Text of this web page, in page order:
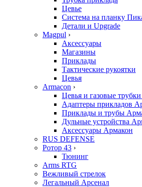
Цевье
Система на планку
Детали и Upgrade
Magpul ›
Аксессуары
Магазины
Приклады
Тактические рукоятки
Цевья
Armacon ›
Цевья и газовые
Адаптеры прикладов
Приклады и трубы
Дульные устройства
Аксессуары Армакон
RUS DEFENSE
Ротор 43 ›
Тюнинг
Arms RTG
Вежливый стрелок
Легальный Арсенал